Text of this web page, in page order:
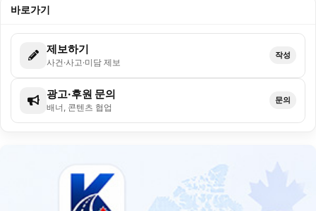
바로가기
제보하기
사건·사고·미담 제보
작성
광고·후원 문의
배너, 콘텐츠 협업
문의